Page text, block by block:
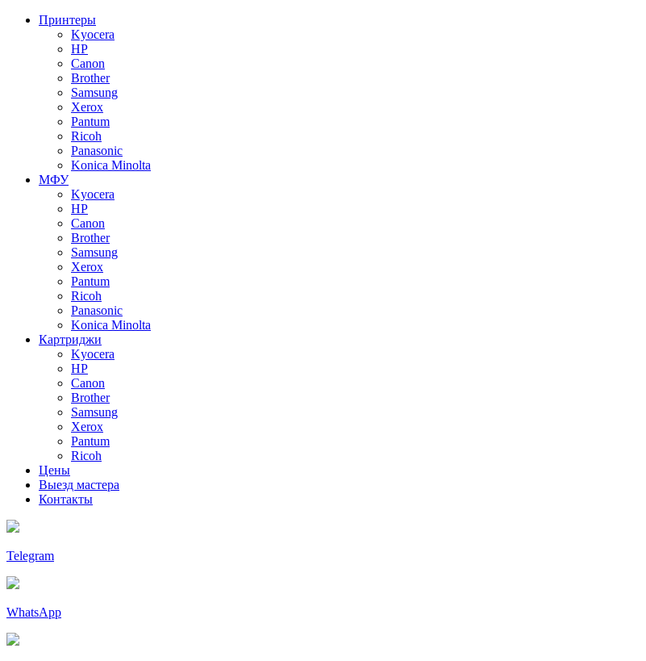
Принтеры
Kyocera
HP
Canon
Brother
Samsung
Xerox
Pantum
Ricoh
Panasonic
Konica Minolta
МФУ
Kyocera
HP
Canon
Brother
Samsung
Xerox
Pantum
Ricoh
Panasonic
Konica Minolta
Картриджи
Kyocera
HP
Canon
Brother
Samsung
Xerox
Pantum
Ricoh
Цены
Выезд мастера
Контакты
Telegram
WhatsApp